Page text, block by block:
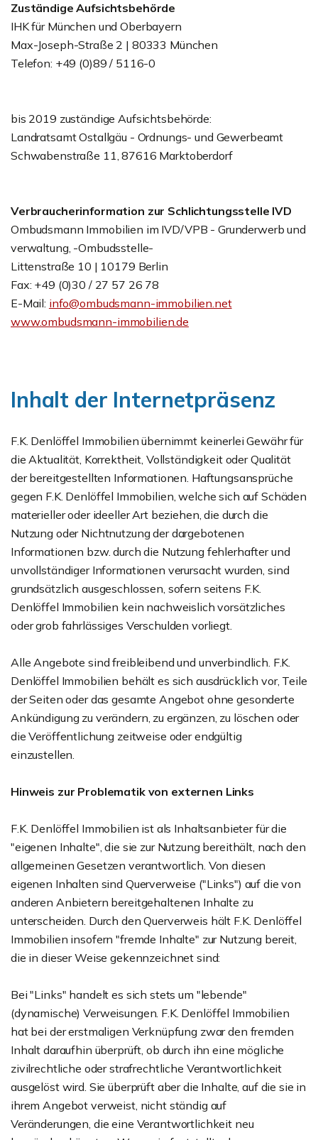
Zuständige Aufsichtsbehörde
IHK für München und Oberbayern
Max-Joseph-Straße 2 | 80333 München
Telefon: +49 (0)89 / 5116-0
bis 2019 zuständige Aufsichtsbehörde:
Landratsamt Ostallgäu - Ordnungs- und Gewerbeamt
Schwabenstraße 11, 87616 Marktoberdorf
Verbraucherinformation zur Schlichtungsstelle IVD
Ombudsmann Immobilien im IVD/VPB - Grunderwerb und
verwaltung, -Ombudsstelle-
Littenstraße 10 | 10179 Berlin
Fax: +49 (0)30 / 27 57 26 78
E-Mail: info@ombudsmann-immobilien.net
www.ombudsmann-immobilien.de
Inhalt der Internetpräsenz
F.K. Denlöffel Immobilien übernimmt keinerlei Gewähr für
die Aktualität, Korrektheit, Vollständigkeit oder Qualität
der bereitgestellten Informationen. Haftungsansprüche
gegen F.K. Denlöffel Immobilien, welche sich auf Schäden
materieller oder ideeller Art beziehen, die durch die
Nutzung oder Nichtnutzung der dargebotenen
Informationen bzw. durch die Nutzung fehlerhafter und
unvollständiger Informationen verursacht wurden, sind
grundsätzlich ausgeschlossen, sofern seitens F.K.
Denlöffel Immobilien kein nachweislich vorsätzliches
oder grob fahrlässiges Verschulden vorliegt.
Alle Angebote sind freibleibend und unverbindlich. F.K.
Denlöffel Immobilien behält es sich ausdrücklich vor, Teile
der Seiten oder das gesamte Angebot ohne gesonderte
Ankündigung zu verändern, zu ergänzen, zu löschen oder
die Veröffentlichung zeitweise oder endgültig
einzustellen.
Hinweis zur Problematik von externen Links
F.K. Denlöffel Immobilien ist als Inhaltsanbieter für die
"eigenen Inhalte", die sie zur Nutzung bereithält, nach den
allgemeinen Gesetzen verantwortlich. Von diesen
eigenen Inhalten sind Querverweise ("Links") auf die von
anderen Anbietern bereitgehaltenen Inhalte zu
unterscheiden. Durch den Querverweis hält F.K. Denlöffel
Immobilien insofern "fremde Inhalte" zur Nutzung bereit,
die in dieser Weise gekennzeichnet sind:
Bei "Links" handelt es sich stets um "lebende"
(dynamische) Verweisungen. F.K. Denlöffel Immobilien
hat bei der erstmaligen Verknüpfung zwar den fremden
Inhalt daraufhin überprüft, ob durch ihn eine mögliche
zivilrechtliche oder strafrechtliche Verantwortlichkeit
ausgelöst wird. Sie überprüft aber die Inhalte, auf die sie in
ihrem Angebot verweist, nicht ständig auf
Veränderungen, die eine Verantwortlichkeit neu